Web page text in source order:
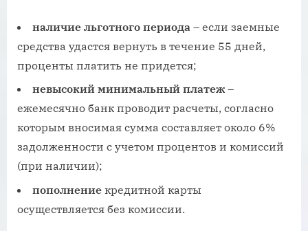
наличие льготного периода – если заемные
средства удастся вернуть в течение 55 дней,
проценты платить не придется;
невысокий минимальный платеж–
ежемесячно банк проводит расчеты, согласно
которым вносимая сумма составляет около 6%
задолженности с учетом процентов и комиссий
(при наличии);
пополнение кредитной карты
осуществляется без комиссии.